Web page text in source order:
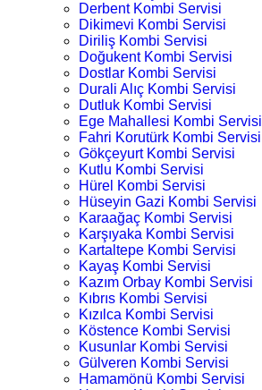
Derbent Kombi Servisi
Dikimevi Kombi Servisi
Diriliş Kombi Servisi
Doğukent Kombi Servisi
Dostlar Kombi Servisi
Durali Alıç Kombi Servisi
Dutluk Kombi Servisi
Ege Mahallesi Kombi Servisi
Fahri Korutürk Kombi Servisi
Gökçeyurt Kombi Servisi
Kutlu Kombi Servisi
Hürel Kombi Servisi
Hüseyin Gazi Kombi Servisi
Karaağaç Kombi Servisi
Karşıyaka Kombi Servisi
Kartaltepe Kombi Servisi
Kayaş Kombi Servisi
Kazım Orbay Kombi Servisi
Kıbrıs Kombi Servisi
Kızılca Kombi Servisi
Köstence Kombi Servisi
Kusunlar Kombi Servisi
Gülveren Kombi Servisi
Hamamönü Kombi Servisi